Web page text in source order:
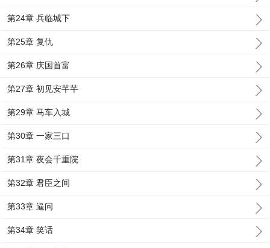
第24章 兵临城下
第25章 复仇
第26章 庆国首富
第27章 初见安芊芊
第29章 马车入城
第30章 一家三口
第31章 夜会千重院
第32章 君臣之间
第33章 逼问
第34章 笑话